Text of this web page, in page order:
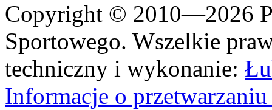
Copyright © 2010—2026
Sportowego. Wszelkie
techniczny i wykonanie:
Informacje o